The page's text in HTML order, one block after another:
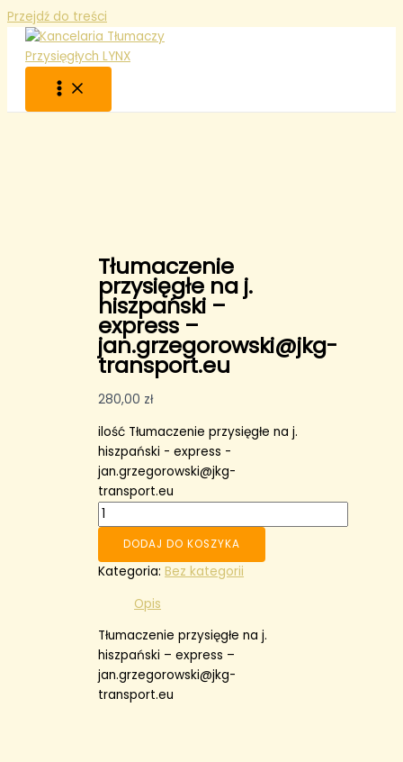
Przejdź do treści
Tłumaczenie
przysięgłe na j.
hiszpański –
express –
jan.grzegorowski@jkg-
transport.eu
280,00 zł
ilość Tłumaczenie przysięgłe na j.
hiszpański - express -
jan.grzegorowski@jkg-
transport.eu
DODAJ DO KOSZYKA
Kategoria:Bez kategorii
Opis
Tłumaczenie przysięgłe na j.
hiszpański – express –
jan.grzegorowski@jkg-
transport.eu